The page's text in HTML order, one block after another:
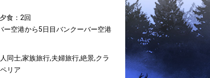
食：2回
ー空港から5日目バンクーバー空港
同士,家族旅行,夫婦旅行,絶景,クラ
リア